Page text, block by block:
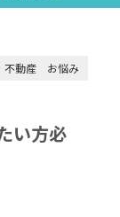
不動産 お悩み
い方必